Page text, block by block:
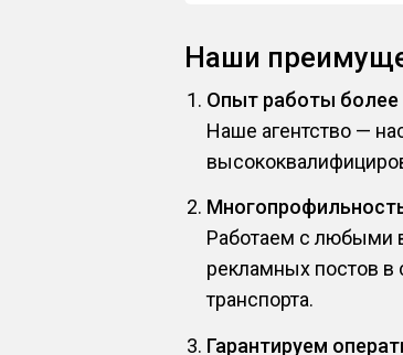
Наши
Опыт работы более
Наше агентство —
Работаем с любыми
рекламных постов в
транспорта.
Гарантируем